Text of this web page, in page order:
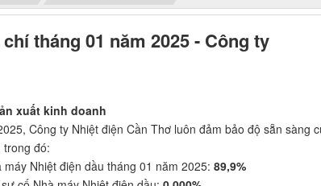
tháng 01 năm 2025 - Công ty
xuất kinh doanh
Công ty Nhiệt điện Cần Thơ luôn đảm bảo độ sẵn sàng
trong đó:
Nhiệt điện dầu tháng 01 năm 2025: 89,9%